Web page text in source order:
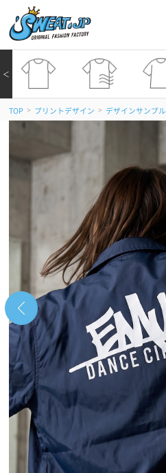
＜
TOP > プリントデザイン > デザインサンプル